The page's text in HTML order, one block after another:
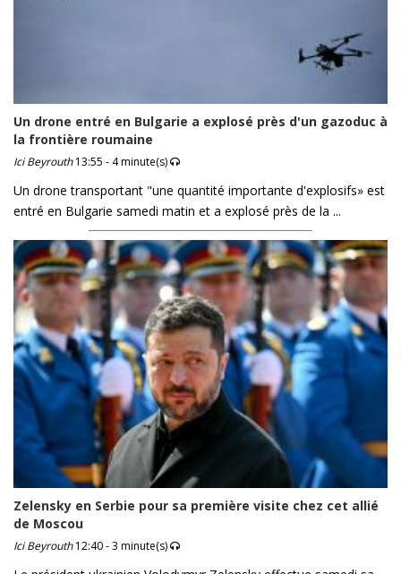
Un drone entré en Bulgarie a explosé près d'un gazoduc à
la frontière roumaine
Ici Beyrouth13:55 - 4 minute(s)
Un drone transportant "une quantité importante d'explosifs» est
entré en Bulgarie samedi matin et a explosé près de la ...
Zelensky en Serbie pour sa première visite chez cet allié
de Moscou
Ici Beyrouth12:40 - 3 minute(s)